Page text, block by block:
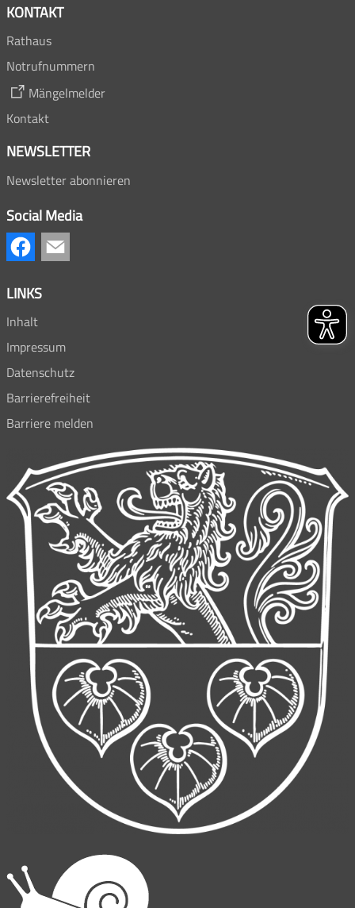
KONTAKT
Rathaus
Notrufnummern
Mängelmelder
Kontakt
NEWSLETTER
Newsletter abonnieren
Social Media
LINKS
Inhalt
Impressum
Datenschutz
Barrierefreiheit
Barriere melden